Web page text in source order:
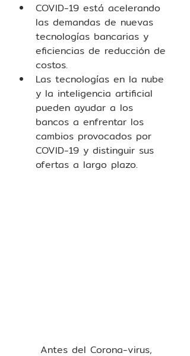
COVID-19 está acelerando
las demandas de nuevas
tecnologías bancarias y
eficiencias de reducción de
costos.
Las tecnologías en la nube
y la inteligencia artificial
pueden ayudar a los
bancos a enfrentar los
cambios provocados por
COVID-19 y distinguir sus
ofertas a largo plazo.